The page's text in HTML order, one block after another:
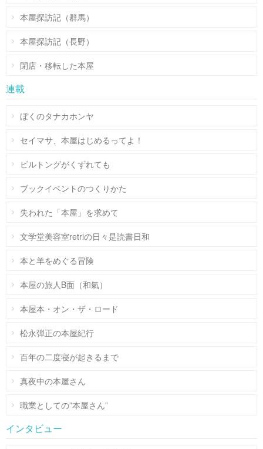
本屋探訪記（群馬）
本屋探訪記（長野）
閉店・移転した本屋
連載
ぼくのタナカホンヤ
セイマサ、本屋はじめるってよ！
ビルトングがくずれても
ブックイベントのつくりかた
失われた「本屋」を求めて
文学堂美容室retriの日々是読書日和
本と羊をめぐる冒険
本屋の旅人B面（和氣）
本屋本・オン・ザ・ロード
松永弾正の本屋紀行
百年の二度寝が起きるまで
真夜中の本屋さん
職業としての”本屋さん”
インタビュー